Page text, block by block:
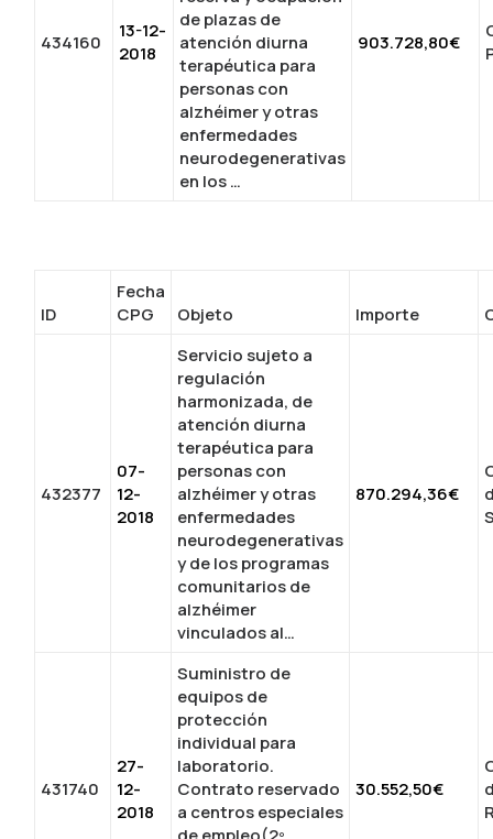
434160
13-12-
2018
de plazas de
atención diurna
terapéutica para
personas con
alzhéimer y otras
enfermedades
neurodegenerativas
en los …
903.728,80€
ID
Fecha
CPG
Objeto Importe
432377
07-
12-
2018
Servicio sujeto a
regulación
harmonizada, de
atención diurna
terapéutica para
personas con
alzhéimer y otras
enfermedades
neurodegenerativas
y de los programas
comunitarios de
alzhéimer
vinculados al…
870.294,36€
431740
27-
12-
2018
Suministro de
equipos de
protección
individual para
laboratorio.
Contrato reservado
a centros especiales
30.552,50€